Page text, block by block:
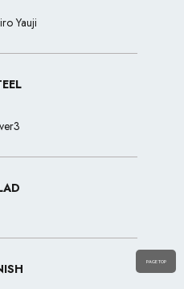
Yauji
PAGE TOP